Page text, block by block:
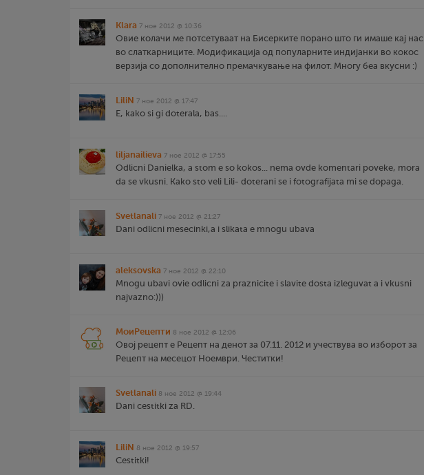
Klara 7 ное 2012 @ 10:36
Овие колачи ме потсетуваат на Бисерките порано што ги имаше кај нас
во слаткарниците. Модификација од популарните индијанки во кокос
верзија со дополнително премачкување на филот. Многу беа вкусни :)
LiliN 7 ное 2012 @ 17:47
E, kako si gi doterala, bas....
liljanailieva 7 ное 2012 @ 17:55
Odlicni Danielka, a stom e so kokos... nema ovde komentari poveke, mora
da se vkusni. Kako sto veli Lili- doterani se i fotografijata mi se dopaga.
Svetlanali 7 ное 2012 @ 21:27
Dani odlicni mesecinki,a i slikata e mnogu ubava
aleksovska 7 ное 2012 @ 22:10
Mnogu ubavi ovie odlicni za praznicite i slavite dosta izleguvat a i vkusni
najvazno:)))
МоиРецепти 8 ное 2012 @ 12:06
Овој рецепт е Рецепт на денот за 07.11. 2012 и учествува во изборот за
Рецепт на месецот Ноември. Честитки!
Svetlanali 8 ное 2012 @ 19:44
Dani cestitki za RD.
LiliN 8 ное 2012 @ 19:57
Cestitki!